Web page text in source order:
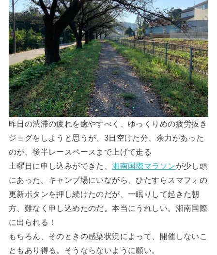
昨日の渋滞の疲れを癒やすべく、ゆっくりめの疲労抜き
ジョグをしようと思うが、3日空けた分、余力があった
のが、後半レースペースまで上げて走る
土曜日に申し込みができた、湘南国際マラソンが少し頭
にあった。キャンプ場にいながら、ひたすらスマフォの
更新ボタンを押し続けたのだが、一眠りして起きた朝
方、難なく申し込めたのだ。本当にうれしい。湘南国際
に出られる！
もちろん、そのときの感染状況によって、開催しないこ
ともあり得る。そうならないように願い。